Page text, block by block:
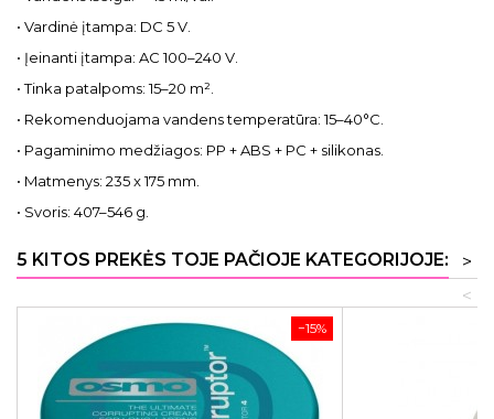
• Vardinė įtampa: DC 5 V.
• Įeinanti įtampa: AC 100–240 V.
• Tinka patalpoms: 15–20 m².
• Rekomenduojama vandens temperatūra: 15–40°C.
• Pagaminimo medžiagos: PP + ABS + PC + silikonas.
• Matmenys: 235 x 175 mm.
• Svoris: 407–546 g.
5 KITOS PREKĖS TOJE PAČIOJE KATEGORIJOJE:
>
<
−15%